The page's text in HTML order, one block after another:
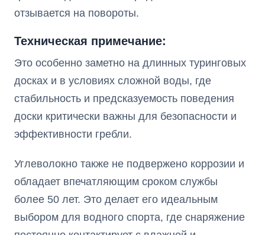
отзывается на повороты.
Техническая примечание:
Это особенно заметно на длинных туринговых
досках и в условиях сложной воды, где
стабильность и предсказуемость поведения
доски критически важны для безопасности и
эффективности гребли.
Углеволокно также не подвержено коррозии и
обладает впечатляющим сроком службы
более 50 лет. Это делает его идеальным
выбором для водного спорта, где снаряжение